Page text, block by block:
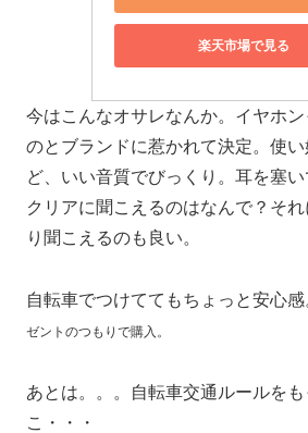
楽天市場で見る
今はこんなオサレなんか。イヤホ
のとブランドに惹かれて決定。使
ど、いい音質でびっくり。耳を塞
クリアに聞こえるのはなんで？そ
り聞こえるのも良い。
自転車でつけててもちょっと安心感
ゼントのつもりで購入。
あとは。。。自転車交通ルールを
こ・・・